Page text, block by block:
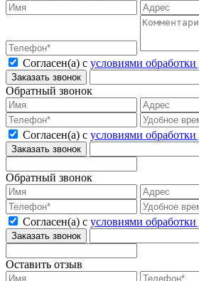
Согласен(а) с условиями
Обратный звонок
Согласен(а) с условиями
Обратный звонок
Согласен(а) с условиями
Оставить отзыв